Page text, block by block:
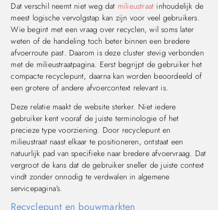
Dat verschil neemt niet weg dat milieustraat inhoudelijk de
meest logische vervolgstap kan zijn voor veel gebruikers.
Wie begint met een vraag over recyclen, wil soms later
weten of de handeling toch beter binnen een bredere
afvoerroute past. Daarom is deze cluster stevig verbonden
met de milieustraatpagina. Eerst begrijpt de gebruiker het
compacte recyclepunt, daarna kan worden beoordeeld of
een grotere of andere afvoercontext relevant is.
Deze relatie maakt de website sterker. Niet iedere
gebruiker kent vooraf de juiste terminologie of het
precieze type voorziening. Door recyclepunt en
milieustraat naast elkaar te positioneren, ontstaat een
natuurlijk pad van specifieke naar bredere afvoervraag. Dat
vergroot de kans dat de gebruiker sneller de juiste context
vindt zonder onnodig te verdwalen in algemene
servicepagina’s.
Recyclepunt en bouwmarkten